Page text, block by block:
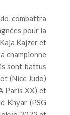
combattra
pour la
Kajzer et
championne
sont battus
(Nice Judo)
Paris XX) et
Khyar (PSG